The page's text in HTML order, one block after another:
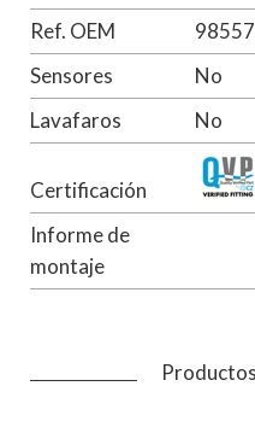
Ref. OEM
Sensores
No
Lavafaros
No
Certificación
Informe de
montaje